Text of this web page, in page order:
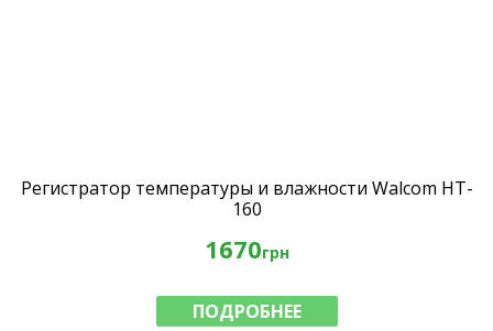
Регистратор температуры и влажности Walcom HT-
160
1670грн
ПОДРОБНЕЕ